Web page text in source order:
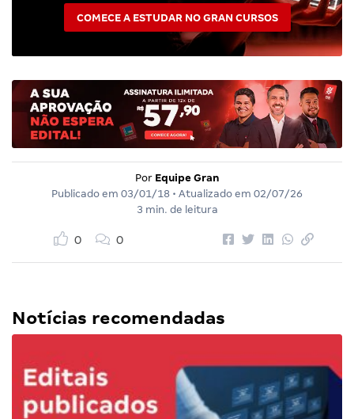
COMECE A ESTUDAR NO GRAN CURSOS
Por Equipe Gran
Publicado em 03/01/18 • Atualizado em 02/07/26
3 min. de leitura
0 0
Notícias recomendadas